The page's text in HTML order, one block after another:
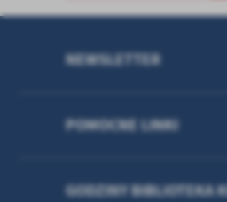
treści w postaci wiadomości, ofert,
społecznościowych.
POMOCNE LINKI
NEWSLETTER
GODZINY BIBLIOTEKA